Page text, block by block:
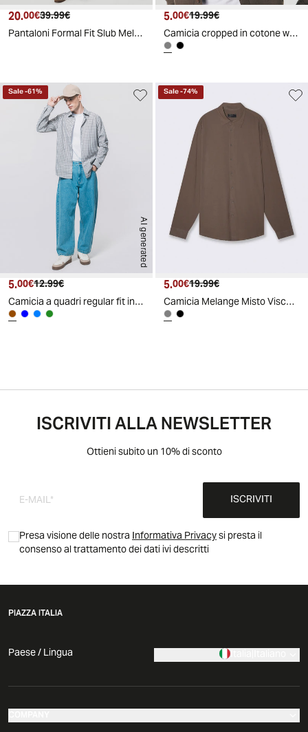
Prezzo attuale
20.00€ Prezzo originale
39.99€
Pantaloni Formal Fit Slub Melange - Grigio mel.
Prezzo attuale
5.00€ Prezzo originale
19.99€
Camicia cropped in cotone waffle - Grigio fango
AI generated
Sale-61%
Prezzo attuale
5.00€ Prezzo originale
12.99€
Camicia a quadri regular fit in cotone - Moro
Sale-74%
Prezzo attuale
5.00€ Prezzo originale
19.99€
Camicia Melange Misto Viscosa Leggera - Grigio fango
ISCRIVITI ALLA NEWSLETTER
Ottieni subito un 10% di sconto
ISCRIVITI
Presa visione delle nostraInformativa Privacysi presta il
consenso al trattamento dei dati ivi descritti
PIAZZA ITALIA
Paese / Lingua Italia|Italiano